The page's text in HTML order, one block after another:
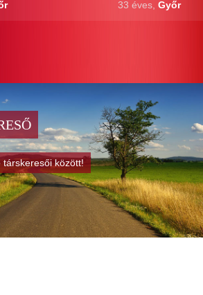
33 éves, Győr
társkeresői között!